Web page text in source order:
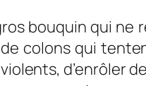
bouquin qui ne
colons qui
d’enrôler